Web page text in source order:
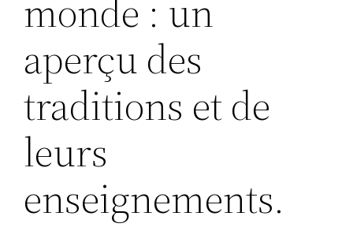
monde : un
aperçu des
traditions et de
leurs
enseignements.